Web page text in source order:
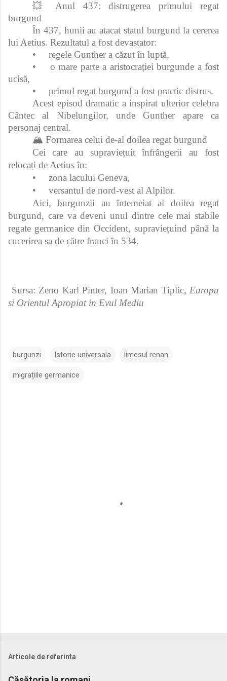
💥 Anul 437: distrugerea primului regat
burgund
În 437, hunii au atacat statul burgund la cererea
lui Aetius. Rezultatul a fost devastator:
•
regele Gunther a căzut în luptă,
•
o mare parte a aristocrației burgunde a fost
ucisă,
•
primul regat burgund a fost practic distrus.
Acest episod dramatic a inspirat ulterior celebra
Cântec al Nibelungilor, unde Gunther apare ca
personaj central.
🏔️ Formarea celui de-al doilea regat burgund
Cei care au supraviețuit înfrângerii au fost
relocați de Aetius în:
•
zona lacului Geneva,
•
versantul de nord-vest al Alpilor.
Aici, burgunzii au întemeiat al doilea regat
burgund, care va deveni unul dintre cele mai stabile
regate germanice din Occident, supraviețuind până la
cucerirea sa de către franci în 534.
Sursa: Zeno Karl Pinter, Ioan Marian Tiplic, Europa
si Orientul Apropiat in Evul Mediu
burgunzi Istorie universala limesul renan
migrațiile germanice
Articole de referinta